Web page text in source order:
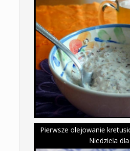
Pierwsze olejowanie
Niedziela